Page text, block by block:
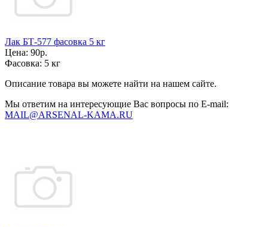
Лак БТ-577 фасовка 5 кг
Цена: 90р.
Фасовка: 5 кг
Описание товара вы можете найти на нашем сайте.
Мы ответим на интересующие Вас вопросы по E-mail:
MAIL@ARSENAL-KAMA.RU